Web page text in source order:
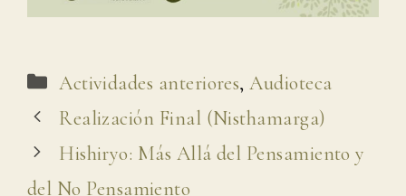
Categorías
Actividades anteriores,Audioteca
Realización Final (Nisthamarga)
Hishiryo: Más Allá del Pensamiento y
del No Pensamiento